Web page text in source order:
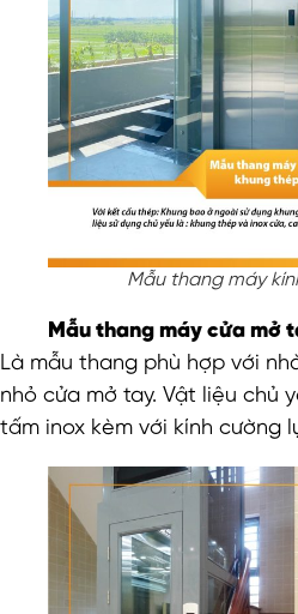
Mẫu thang máy
Mẫu thang máy cửa mở
Là mẫu thang phù hợp với
nhỏ cửa mở tay. Vật liệu chủ
tấm inox kèm với kính cường